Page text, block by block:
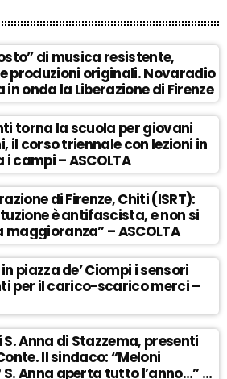
di musica resistente,
produzioni originali. Novaradio
onda la Liberazione di Firenze
torna la scuola per giovani
il corso triennale con lezioni in
campi – ASCOLTA
di Firenze, Chiti (ISRT):
è antifascista, e non si
– ASCOLTA
piazza de’ Ciompi i sensori
per il carico-scarico merci –
Anna di Stazzema, presenti
Il sindaco: “Meloni
Anna aperta tutto l’anno…” –